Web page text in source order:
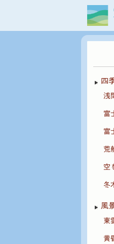
四
浅
富
富
荒
空
冬
風
東
黄